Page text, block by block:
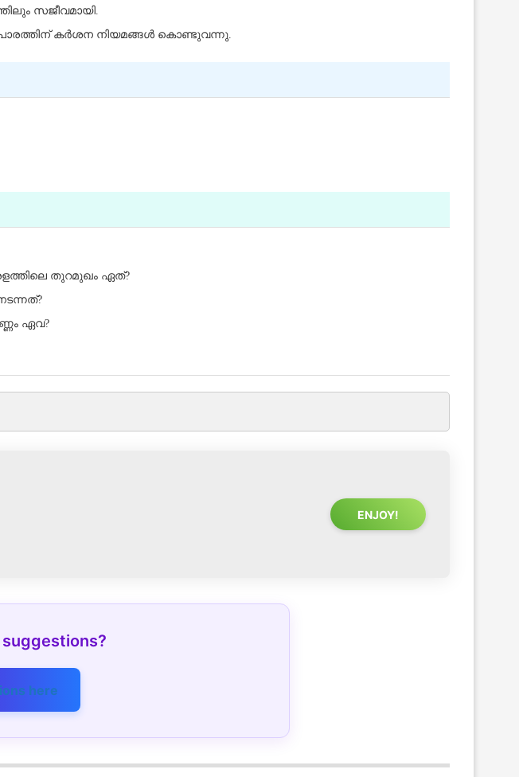
സജീവമായി.
കർശന നിയമങ്ങൾ കൊണ്ടുവന്നു.
തുറമുഖം ഏത്?
ഏവ?
ENJOY!
here